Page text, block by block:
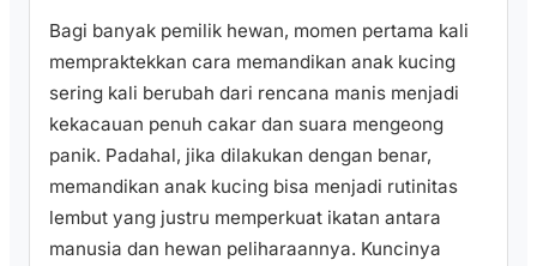
Bagi banyak pemilik hewan, momen pertama kali
mempraktekkan cara memandikan anak kucing
sering kali berubah dari rencana manis menjadi
kekacauan penuh cakar dan suara mengeong
panik. Padahal, jika dilakukan dengan benar,
memandikan anak kucing bisa menjadi rutinitas
lembut yang justru memperkuat ikatan antara
manusia dan hewan peliharaannya. Kuncinya